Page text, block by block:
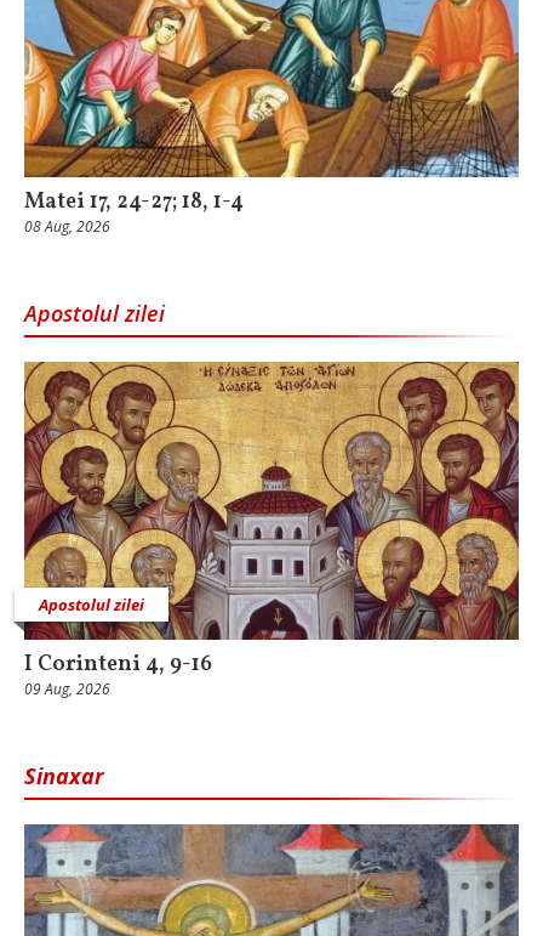
Matei 17, 24-27; 18, 1-4
08 Aug, 2026
Apostolul zilei
Apostolul zilei
I Corinteni 4, 9-16
09 Aug, 2026
Sinaxar